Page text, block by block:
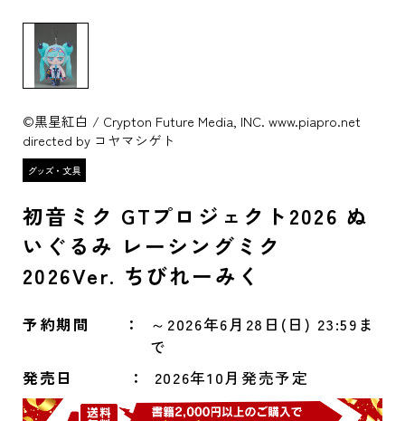
©黒星紅白 / Crypton Future Media, INC. www.piapro.net
directed by コヤマシゲト
初音ミク GTプロジェクト2026 ぬ
いぐるみ レーシングミク
2026Ver. ちびれーみく
予約期間
～2026年6月28日(日) 23:59ま
で
発売日
2026年10月発売予定